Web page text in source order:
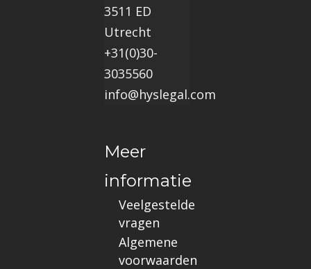
3511 ED
Utrecht
+31(0)30-
3035560
info@hyslegal.com
Meer
informatie
Veelgestelde
vragen
Algemene
voorwaarden